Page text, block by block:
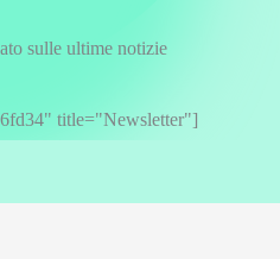
sulle ultime notizie
title="Newsletter"]